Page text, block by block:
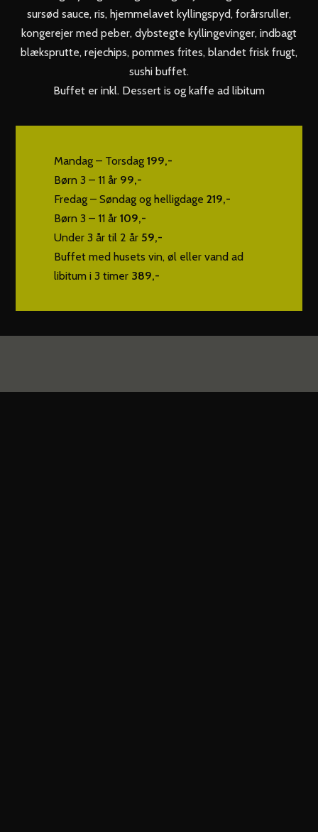
sursød sauce, ris, hjemmelavet kyllingspyd, forårsruller,
kongerejer med peber, dybstegte kyllingevinger, indbagt
blæksprutte, rejechips, pommes frites, blandet frisk frugt,
sushi buffet.
Buffet er inkl. Dessert is og kaffe ad libitum
Mandag – Torsdag 199,-
Børn 3 – 11 år 99,-
Fredag – Søndag og helligdage 219,-
Børn 3 – 11 år 109,-
Under 3 år til 2 år 59,-
Buffet med husets vin, øl eller vand ad
libitum i 3 timer 389,-